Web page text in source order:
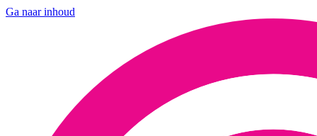
Ga naar inhoud